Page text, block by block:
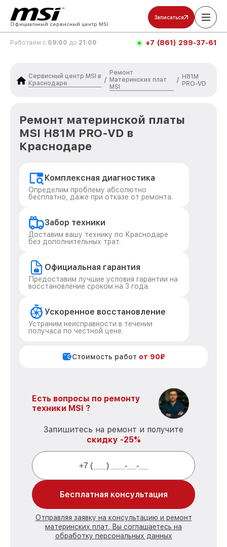
Официальный сервисный центр MSI
Записаться
Работаем с 09:00 до 21:00 +7 (861) 299-37-61
Сервисный центр MSI в
Краснодаре
/
Ремонт
Материнских плат
MSI
/ H81M
PRO-VD
Ремонт материнской платы
MSI H81M PRO-VD в
Краснодаре
Комплексная диагностика
Определим проблему абсолютно
бесплатно, даже при отказе от ремонта.
Забор техники
Доставим вашу технику по Краснодаре
без дополнительных трат.
Официальная гарантия
Предоставим лучшие условия гарантии на
восстановление сроком на 3 года.
Ускоренное восстановление
Устраним неисправности в течении
получаса по честной цене.
Стоимость работ от 90₽
Есть вопросы по ремонту
техники MSI ?
Запишитесь на ремонт и получите
скидку -25%
Бесплатная консультация
Отправляя заявку на консультацию и ремонт
материнских плат, Вы соглашаетесь на
обработку персональных данных